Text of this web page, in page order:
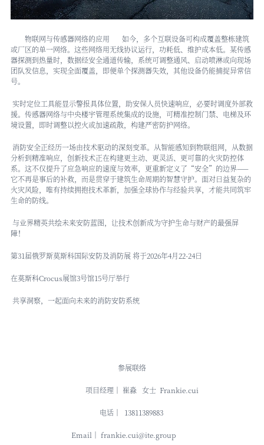
物联网与传感器网络的应用 如今，多个互联设备可构成覆盖整栋建筑
或厂区的单一网络。这些网络用无线协议运行，功耗低、维护成本低。某传感
器探测到热量时，数据经安全通道传输，系统可调整通风、启动喷淋或向现场
团队发信息，实现全面覆盖，即便单个探测器失效，其他设备仍能捕捉异常信
号。
实时定位工具能显示警报具体位置，助安保人员快速响应，必要时调度外部救
援。传感器网络与中央楼宇管理系统集成的设施，可精准控制门禁、电梯及环
境设置，即时调整以控火或加速疏散，构建严密防护网络。
消防安全正经历一场由技术驱动的深刻变革。从智能感知到物联组网，从数据
分析到精准响应，创新技术正在构建更主动、更灵活、更可靠的火灾防控体
系。这不仅提升了应急响应的速度与效率，更重新定义了“安全”的边界——
它不再是事后的补救，而是贯穿于建筑生命周期的智慧守护。面对日益复杂的
火灾风险，唯有持续拥抱技术革新，加强全球协作与经验共享，才能共同筑牢
生命的防线。
与业界精英共绘未来安防蓝图，让技术创新成为守护生命与财产的最强屏
障！
第31届俄罗斯莫斯科国际安防及消防展 将于2026年4月22-24日
在莫斯科Crocus展馆3号馆15号厅举行
共享洞察，一起面向未来的消防安防系统
参展联络
项目经理｜ 崔淼 女士 Frankie.cui
电话｜ 13811389883
Email｜ frankie.cui@ite.group